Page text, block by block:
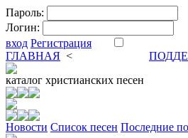
Пароль:
Логин:
вход Регистрация
ГЛАВНАЯ <
каталог христианских песен
Новости Cписок песен Последние